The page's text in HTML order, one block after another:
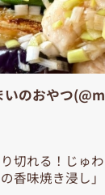
いのおやつ
切れる！じゅ
香味焼き浸し」